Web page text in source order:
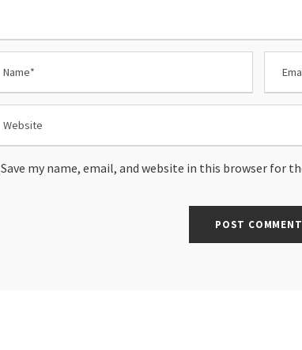
Save my name, email, and website in this browser for